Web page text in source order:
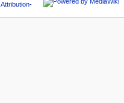
Attribution-